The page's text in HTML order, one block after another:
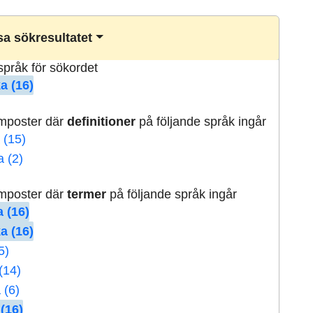
sökresultatet
för sökordet
(16)
därdefinitioner på följande språk ingår
(15)
(2)
därtermer på följande språk ingår
(16)
(16)
(6)